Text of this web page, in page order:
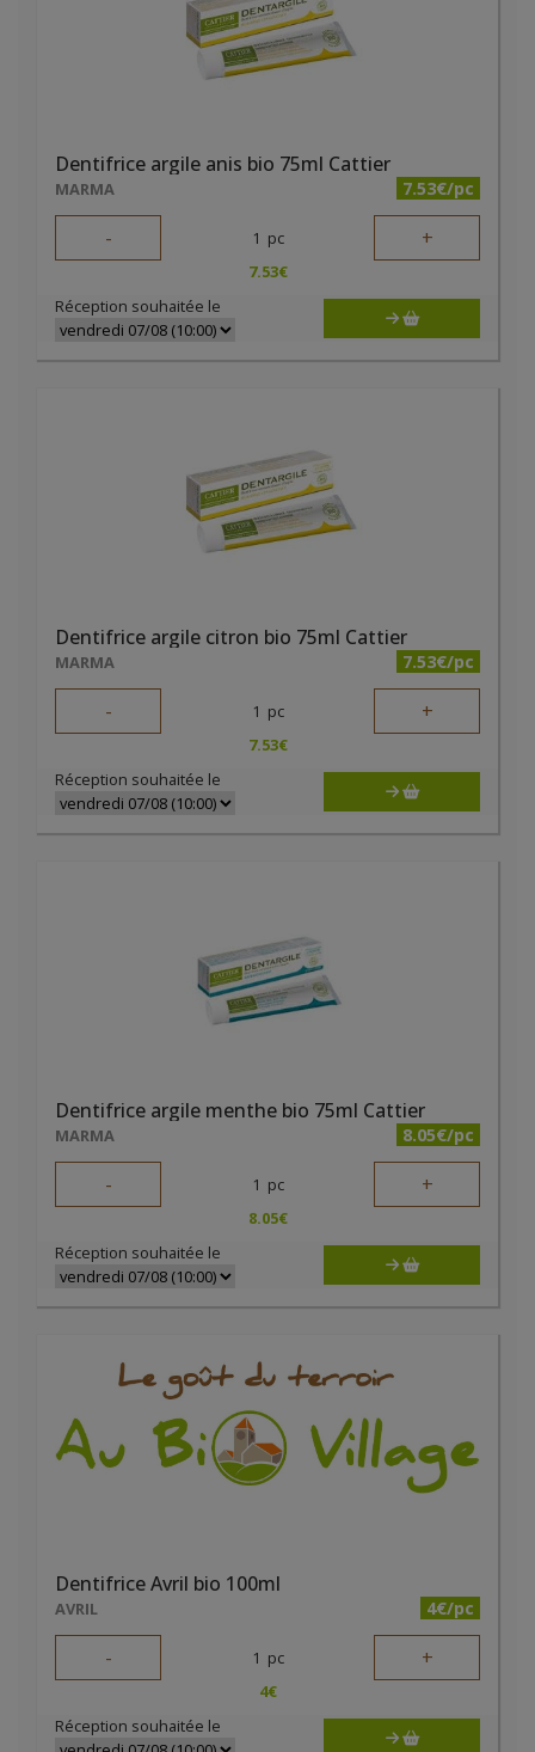
Dentifrice argile anis bio 75ml Cattier
MARMA 7.53€/pc
- 1 pc +
7.53€
Réception souhaitée le
Dentifrice argile citron bio 75ml Cattier
MARMA 7.53€/pc
- 1 pc +
7.53€
Réception souhaitée le
Dentifrice argile menthe bio 75ml Cattier
MARMA 8.05€/pc
- 1 pc +
8.05€
Réception souhaitée le
Dentifrice Avril bio 100ml
AVRIL 4€/pc
- 1 pc +
4€
Réception souhaitée le